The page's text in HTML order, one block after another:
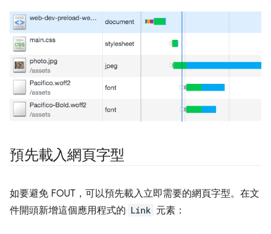
預先載入網頁字型
如要避免 FOUT，可以預先載入立即需要的網頁字型。在文
件開頭新增這個應用程式的 Link 元素：